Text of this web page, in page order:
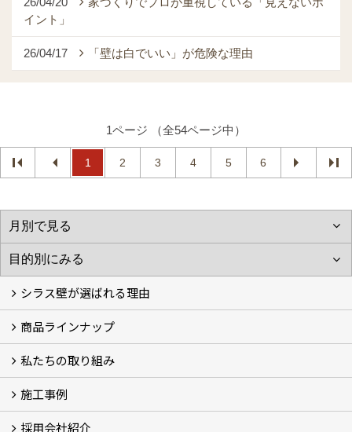
イント」
26/04/17 「壁は白でいい」が危険な理由
1ページ （全54ページ中）
1 2 3 4 5 6
シラス壁が選ばれる理由
シラスストーリー
こだわり
シラス壁の驚くべき性能
商品ラインナップ
一覧
内装仕上げ材
外装仕上げ材
舗装材
水性無機高分子系ハイブリッド型塗料
エコリフォーム
消臭壁紙
Q&A
資料PDF
私たちの取り組み
SDGs、GHGへの取り組み (2)
マグマシラス米
特別対談 (2)
高千穂シラス解説ムービー
研究プロジェクト (4)
プロジェクト (3)
施工事例
施工事例
お客様からのお便り
採用会社紹介